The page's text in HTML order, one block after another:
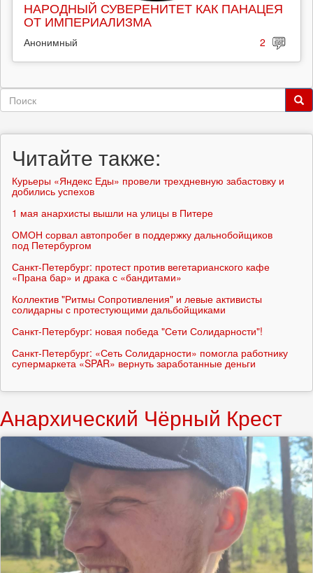
НАРОДНЫЙ СУВЕРЕНИТЕТ КАК ПАНАЦЕЯ
ОТ ИМПЕРИАЛИЗМА
Анонимный 2
Форма
Читайте также:
Курьеры «Яндекс Еды» провели трехдневную забастовку и
добились успехов
1 мая анархисты вышли на улицы в Питере
ОМОН сорвал автопробег в поддержку дальнобойщиков
под Петербургом
Санкт-Петербург: протест против вегетарианского кафе
«Прана бар» и драка с «бандитами»
Коллектив "Ритмы Сопротивления" и левые активисты
солидарны с протестующими дальбойщиками
Санкт-Петербург: новая победа "Сети Солидарности"!
Санкт-Петербург: «Сеть Солидарности» помогла работнику
супермаркета «SPAR» вернуть заработанные деньги
Анархический Чёрный Крест